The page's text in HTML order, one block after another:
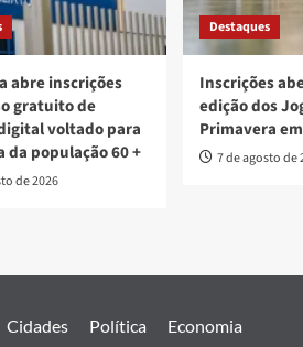
abre inscrições
gratuito de
voltado para
da população 60 +
de 2026
Destaques
Inscrições
edição dos
Primavera
7 de agosto de
Cidades Política
Economia